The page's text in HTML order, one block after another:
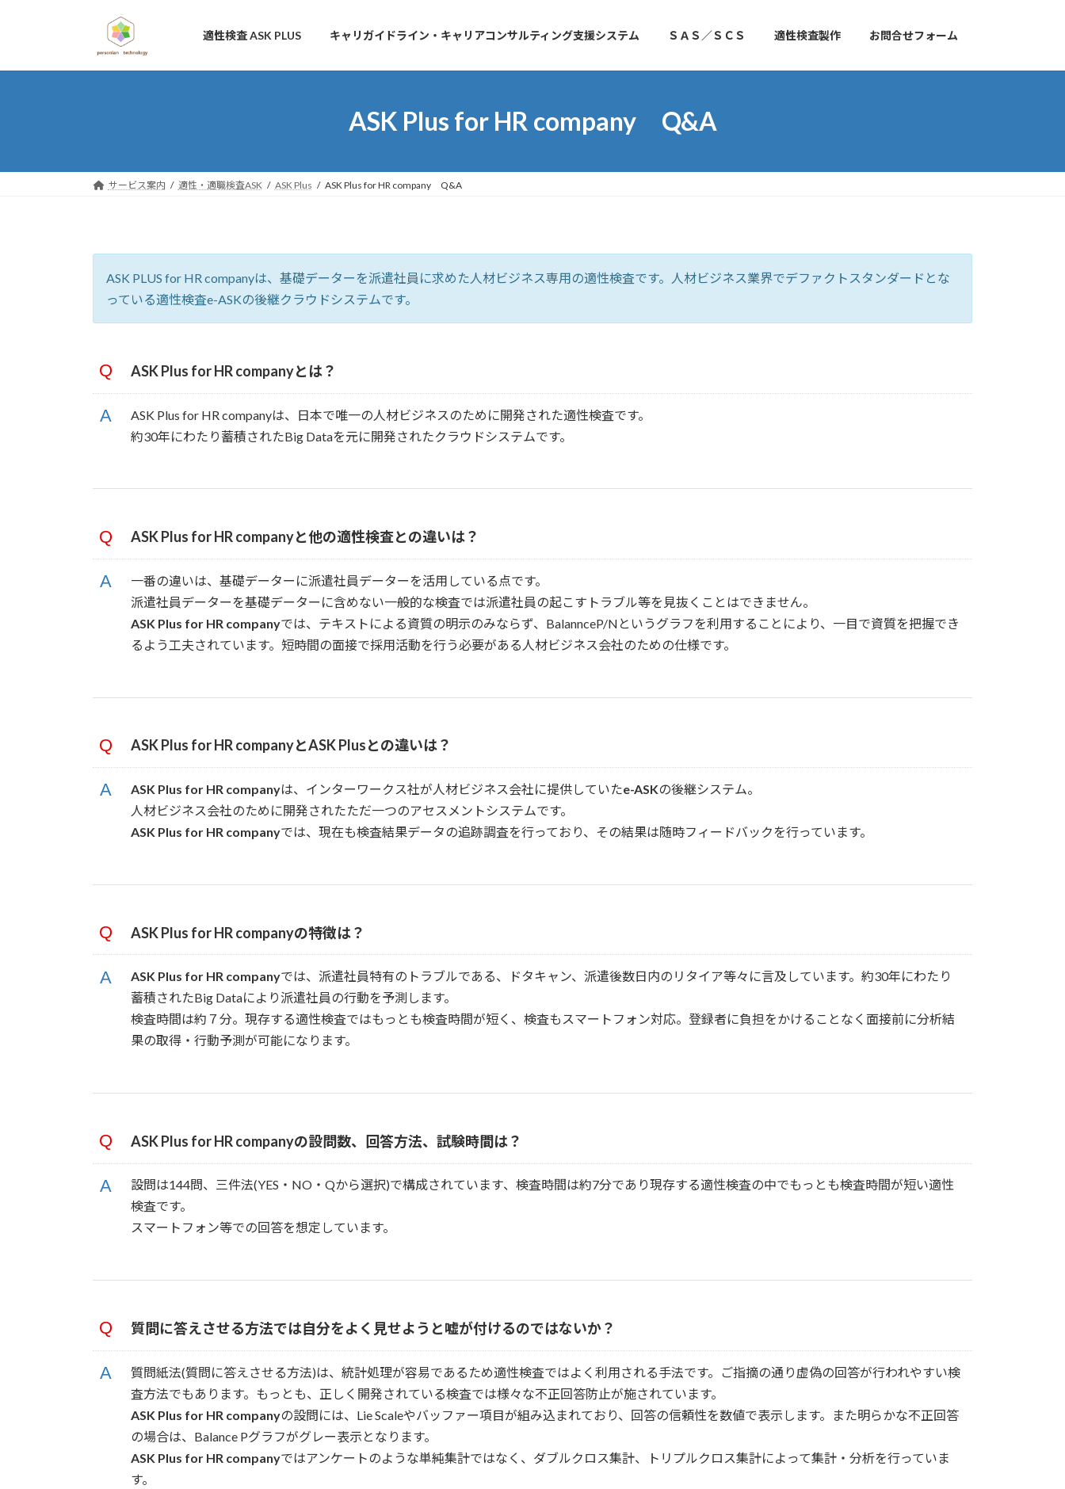
適性検査 ASK PLUS キャリガイドライン・キャリアコンサルティング支援システム ＳＡＳ／ＳＣＳ 適性検査製作 お問合せフォーム
ASK Plus for HR company Q&A
サービス案内 適性・適職検査ASK ASK Plus ASK Plus for HR company Q&A
ASK PLUS for HR companyは、基礎データーを派遣社員に求めた人材ビジネス専用の適性検査です。人材ビジネス業界でデファクトスタンダードとな
っている適性検査e-ASKの後継クラウドシステムです。
ASK Plus for HR companyとは？
ASK Plus for HR companyは、日本で唯一の人材ビジネスのために開発された適性検査です。
約30年にわたり蓄積されたBig Dataを元に開発されたクラウドシステムです。
ASK Plus for HR companyと他の適性検査との違いは？
一番の違いは、基礎データーに派遣社員データーを活用している点です。
派遣社員データーを基礎データーに含めない一般的な検査では派遣社員の起こすトラブル等を見抜くことはできません。
ASK Plus for HR companyでは、テキストによる資質の明示のみならず、BalannceP/Nというグラフを利用することにより、一目で資質を把握でき
るよう工夫されています。短時間の面接で採用活動を行う必要がある人材ビジネス会社のための仕様です。
ASK Plus for HR companyとASK Plusとの違いは？
ASK Plus for HR companyは、インターワークス社が人材ビジネス会社に提供していたe-ASKの後継システム。
人材ビジネス会社のために開発されたただ一つのアセスメントシステムです。
ASK Plus for HR companyでは、現在も検査結果データの追跡調査を行っており、その結果は随時フィードバックを行っています。
ASK Plus for HR companyの特徴は？
ASK Plus for HR companyでは、派遣社員特有のトラブルである、ドタキャン、派遣後数日内のリタイア等々に言及しています。約30年にわたり
蓄積されたBig Dataにより派遣社員の行動を予測します。
検査時間は約７分。現存する適性検査ではもっとも検査時間が短く、検査もスマートフォン対応。登録者に負担をかけることなく面接前に分析結
果の取得・行動予測が可能になります。
ASK Plus for HR companyの設問数、回答方法、試験時間は？
設問は144問、三件法(YES・NO・Qから選択)で構成されています、検査時間は約7分であり現存する適性検査の中でもっとも検査時間が短い適性
検査です。
スマートフォン等での回答を想定しています。
質問に答えさせる方法では自分をよく見せようと嘘が付けるのではないか？
質問紙法(質問に答えさせる方法)は、統計処理が容易であるため適性検査ではよく利用される手法です。ご指摘の通り虚偽の回答が行われやすい検
査方法でもあります。もっとも、正しく開発されている検査では様々な不正回答防止が施されています。
ASK Plus for HR companyの設問には、Lie Scaleやバッファー項目が組み込まれており、回答の信頼性を数値で表示します。また明らかな不正回答
の場合は、Balance Pグラフがグレー表示となります。
ASK Plus for HR companyではアンケートのような単純集計ではなく、ダブルクロス集計、トリプルクロス集計によって集計・分析を行っていま
す。